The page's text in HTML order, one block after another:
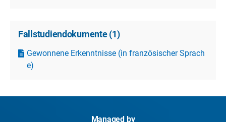
Fallstudiendokumente (1)
Gewonnene Erkenntnisse (in französischer Sprach
e)
Managed by